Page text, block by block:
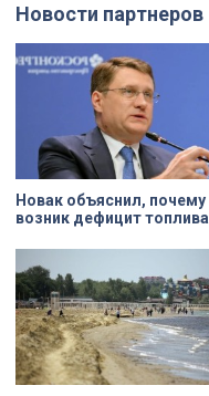
Новости партнеров
Новак объяснил, почему
возник дефицит топлива